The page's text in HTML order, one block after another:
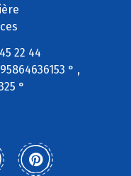
22 44
° ,
°